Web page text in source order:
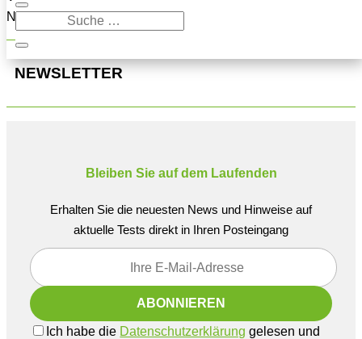
Navigation oben, um den Beitrag zu finden.
NEWSLETTER
Bleiben Sie auf dem Laufenden
Erhalten Sie die neuesten News und Hinweise auf
aktuelle Tests direkt in Ihren Posteingang
Ich habe die Datenschutzerklärung gelesen und